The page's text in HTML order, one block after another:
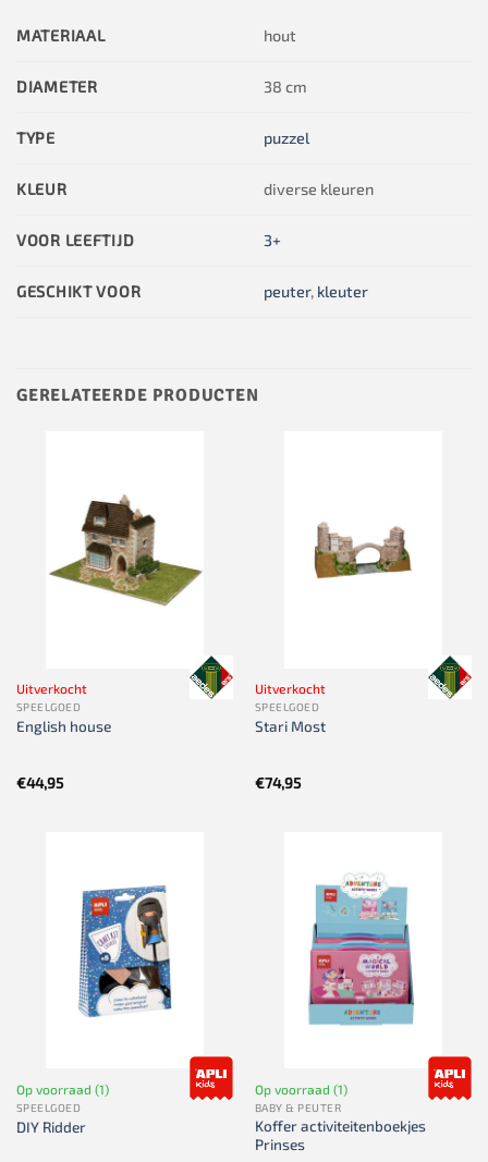
MATERIAAL hout
DIAMETER 38 cm
TYPE puzzel
KLEUR diverse kleuren
VOOR LEEFTIJD 3+
GESCHIKT VOOR peuter, kleuter
GERELATEERDE PRODUCTEN
Uitverkocht
SPEELGOED
English house
€44,95
Uitverkocht
SPEELGOED
Stari Most
€74,95
Op voorraad (1)
SPEELGOED
DIY Ridder
Op voorraad (1)
BABY & PEUTER
Koffer activiteitenboekjes
Prinses